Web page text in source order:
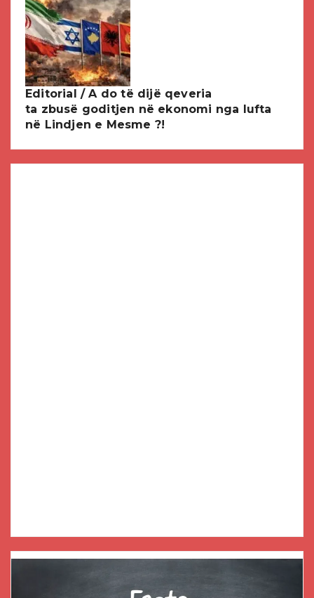
Editorial / A do të dijë qeveria
ta zbusë goditjen në ekonomi nga lufta
në Lindjen e Mesme ?!